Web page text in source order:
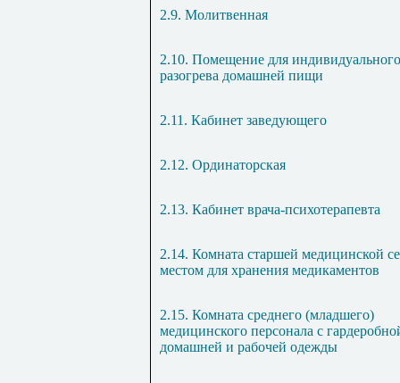
2.9. Молитвенная
2.10. Помещение для индивидуального
разогрева домашней пищи
2.11. Кабинет заведующего
2.12. Ординаторская
2.13. Кабинет врача-психотерапевта
2.14. Комната старшей медицинской
местом для хранения медикаментов
2.15. Комната среднего (младшего)
медицинского персонала с
домашней и рабочей одежды